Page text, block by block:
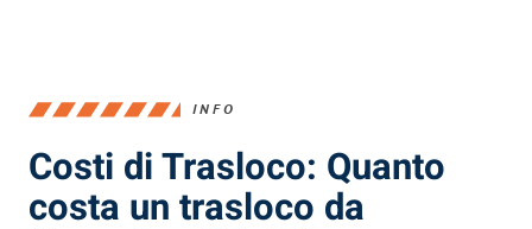
INFO
Costi di Trasloco: Quanto
costa un trasloco da